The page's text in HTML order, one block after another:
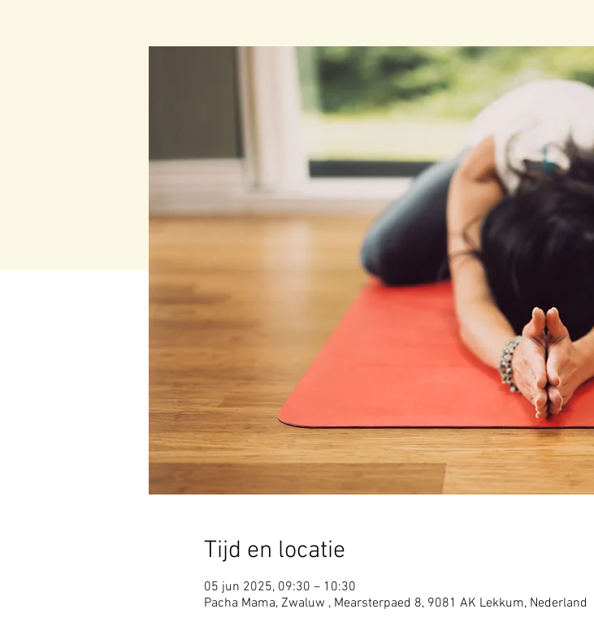
Tijd en locatie
05 jun 2025, 09:30 – 10:30
Pacha Mama, Zwaluw , Mearsterpaed 8, 9081 AK Lekkum, Nederland